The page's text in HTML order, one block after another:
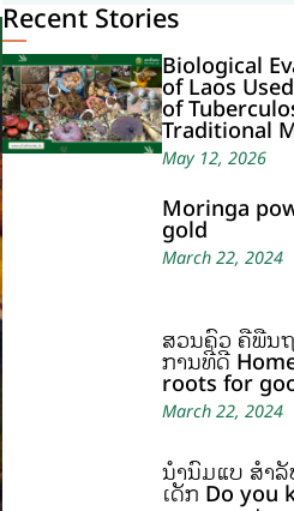
Recent Stories
Biological
of Laos
of
Traditional
May 12, 2026
Moringa
gold
March 22, 2024
ສວນຄົວ ຄືພື້ນ
ການທີ່ດີ
roots for
March 22, 2024
ນໍ້ານົມແບ້ ສຳ
ເດັກ Do you